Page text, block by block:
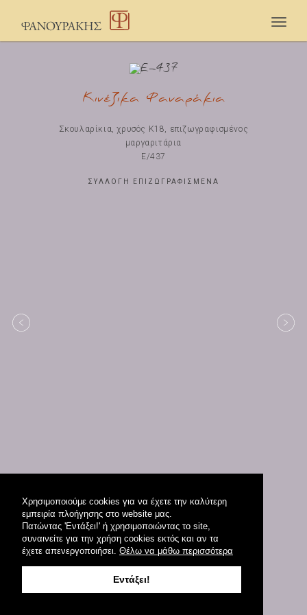
Χρησιμοποιούμε cookies για να έχετε την καλύτερη
εμπειρία πλοήγησης στο website μας.
Πατώντας 'Εντάξει!' ή χρησιμοποιώντας το site,
συναινείτε για την χρήση cookies εκτός και αν τα
έχετε απενεργοποιήσει. Θέλω να μάθω περισσότερα
Εντάξει!
Κινέζικα Φαναράκια
Σκουλαρίκια, χρυσός Κ18, επιζωγραφισμένος
μαργαριτάρια
E/437
ΣΥΛΛΟΓΗ ΕΠΙΖΩΓΡΑΦΙΣΜΕΝΑ